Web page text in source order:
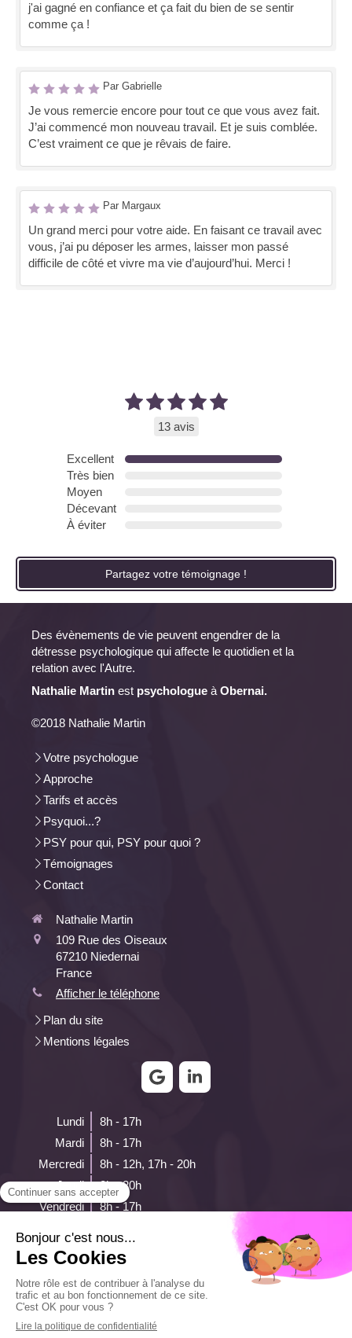
j'ai gagné en confiance et ça fait du bien de se sentir
comme ça !
Par Gabrielle
Je vous remercie encore pour tout ce que vous avez fait.
J’ai commencé mon nouveau travail. Et je suis comblée.
C’est vraiment ce que je rêvais de faire.
Par Margaux
Un grand merci pour votre aide. En faisant ce travail avec
vous, j’ai pu déposer les armes, laisser mon passé
difficile de côté et vivre ma vie d’aujourd’hui. Merci !
13 avis
Excellent
Très bien
Moyen
Décevant
À éviter
Partagez votre témoignage !
Des évènements de vie peuvent engendrer de la
détresse psychologique qui affecte le quotidien et la
relation avec l'Autre.
Nathalie Martin est psychologue à Obernai.
©2018 Nathalie Martin
Votre psychologue
Approche
Tarifs et accès
Psyquoi...?
PSY pour qui, PSY pour quoi ?
Témoignages
Contact
Nathalie Martin
109 Rue des Oiseaux
67210 Niedernai
France
Afficher le téléphone
Plan du site
Mentions légales
Lundi
8h - 17h
Mardi
8h - 17h
Mercredi
8h - 12h, 17h - 20h
Jeudi
8h - 20h
Vendredi
8h - 17h
Dimanche
Fermé
Prendre rendez-vous